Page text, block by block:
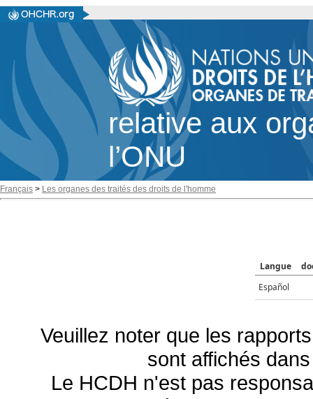
relative aux
l’ONU
Français > Les organes des traités des droits de l'homme
Langue
Español
Veuillez noter que les
sont affichés
Le HCDH n'est pas